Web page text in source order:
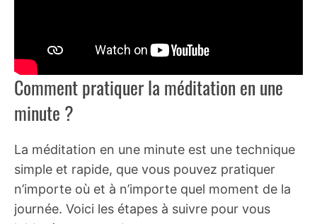
Comment pratiquer la méditation en une
minute ?
La méditation en une minute est une technique
simple et rapide, que vous pouvez pratiquer
n’importe où et à n’importe quel moment de la
journée. Voici les étapes à suivre pour vous